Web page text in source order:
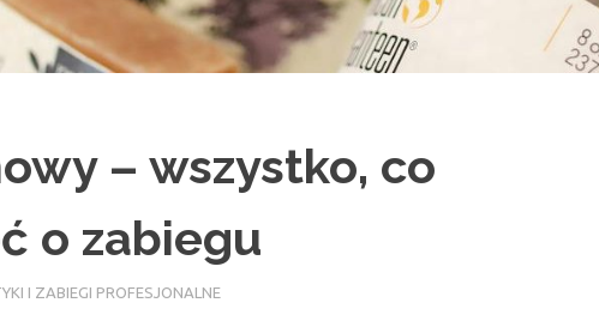
– wszystko, co
o zabiegu
I ZABIEGI PROFESJONALNE